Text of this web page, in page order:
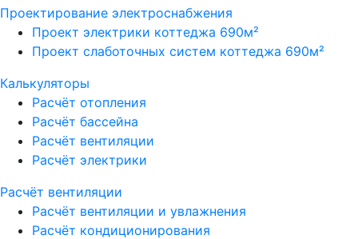
Проектирование электроснабжения
Проект электрики коттеджа 690м²
Проект слаботочных систем коттеджа 690м²
Калькуляторы
Расчёт отопления
Расчёт бассейна
Расчёт вентиляции
Расчёт электрики
Расчёт вентиляции
Расчёт вентиляции и увлажнения
Расчёт кондиционирования